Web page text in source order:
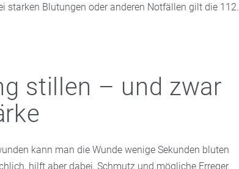
starken Blutungen oder anderen Notfällen gilt die 112.
stillen – und zwar
kann man die Wunde wenige Sekunden bluten
hilft aber dabei, Schmutz und mögliche Erreger